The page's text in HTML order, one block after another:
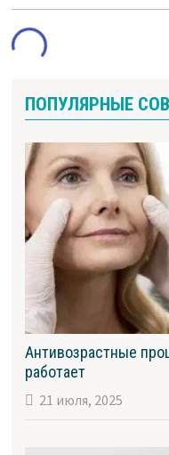
ПОПУЛЯРНЫЕ
Антивозрастные
работает
21 июля, 2025